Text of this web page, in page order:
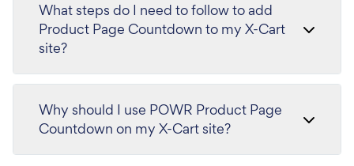
What steps do I need to follow to add
Product Page Countdown to my X-Cart
site?
Why should I use POWR Product Page
Countdown on my X-Cart site?